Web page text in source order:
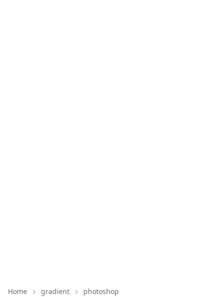
Home gradient photoshop